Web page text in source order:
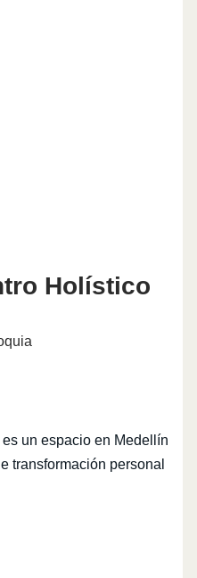
Holístico
es un espacio en Medellín
transformación personal